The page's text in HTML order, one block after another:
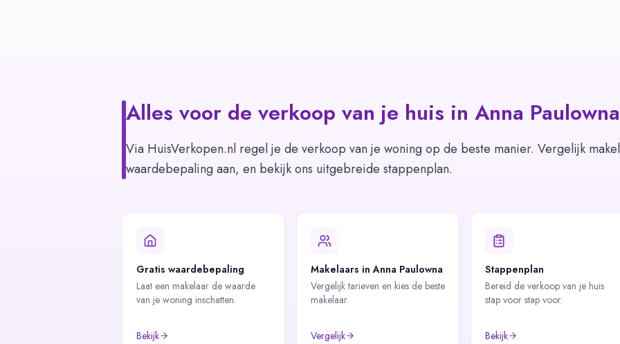
Alles voor de verkoop van je huis in Anna Paulowna
Via HuisVerkopen.nl regel je de verkoop van je woning op de beste manier. Vergelijk
waardebepaling aan, en bekijk ons uitgebreide stappenplan.
Gratis waardebepaling
Laat een makelaar de waarde
van je woning inschatten.
Bekijk
Makelaars in Anna Paulowna
Vergelijk tarieven en kies de beste
makelaar.
Vergelijk
Stappenplan
Bereid de verkoop van je huis
stap voor stap voor.
Bekijk